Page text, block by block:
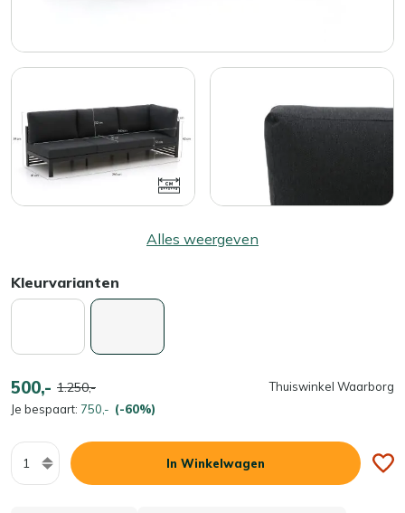
Alles weergeven
Kleurvarianten
500,- 1.250,-
Je bespaart: 750,- (-60%)
Thuiswinkel Waarborg
Aantal
In Winkelwagen